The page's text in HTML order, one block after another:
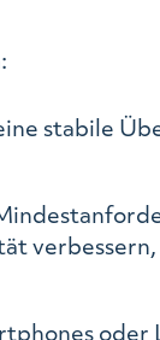
stabile
oder